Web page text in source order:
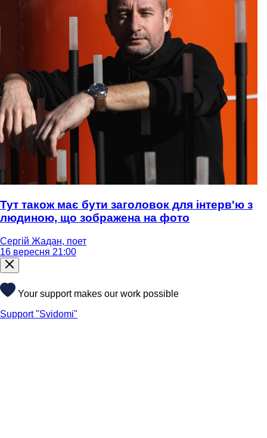
Тут також має бути заголовок для інтерв'ю з
людиною, що зображена на фото
Сергій Жадан, поет
16 вересня 21:00
Your support makes our work possible
Support "Svidomi"